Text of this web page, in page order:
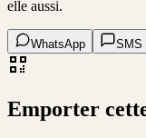
elle aussi.
WhatsApp SMS
Emporter